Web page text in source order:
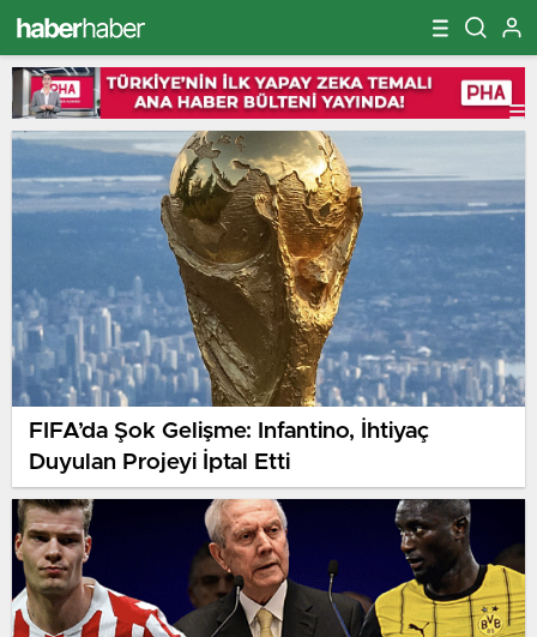
FIFA’da Şok Gelişme: Infantino, İhtiyaç
Duyulan Projeyi İptal Etti